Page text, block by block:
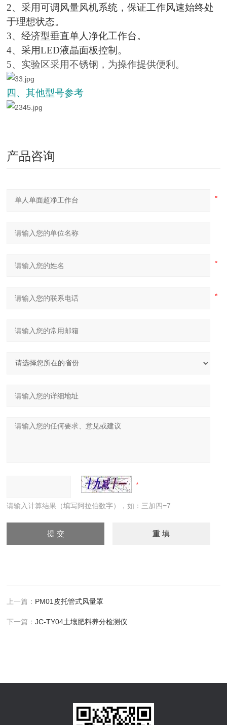
2、采用可调风量风机系统，保证工作风速始终处
于理想状态。
3、经济型垂直单人净化工作台。
4、采用LED液晶面板控制。
5、实验区采用不锈钢，为操作提供便利。
四、其他型号参考
产品咨询
请输入计算结果（填写阿拉伯数字），如：三加四=7
上一篇： PM01皮托管式风量罩
下一篇：JC-TY04土壤肥料养分检测仪